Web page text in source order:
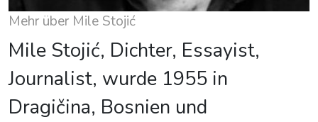
Mehr über Mile Stojić
Mile Stojić, Dichter, Essayist,
Journalist, wurde 1955 in
Dragičina, Bosnien und